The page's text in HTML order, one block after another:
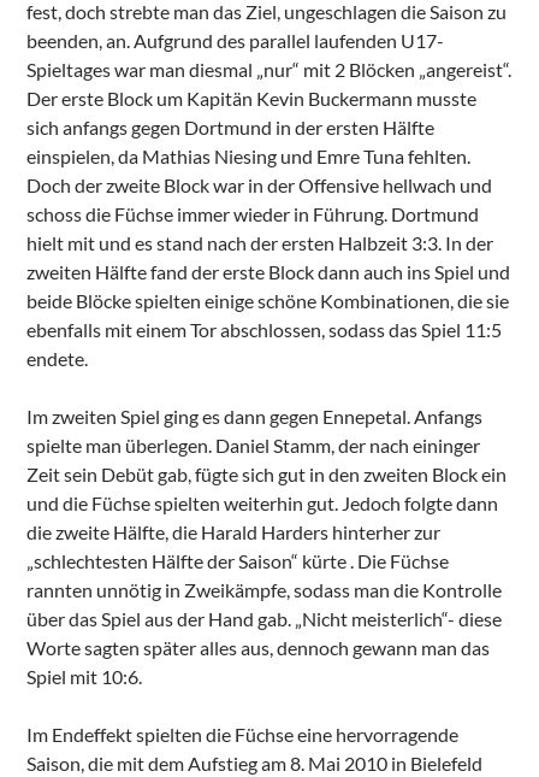
fest, doch strebte man das Ziel, ungeschlagen die Saison zu
beenden, an. Aufgrund des parallel laufenden U17-
Spieltages war man diesmal „nur“ mit 2 Blöcken „angereist“.
Der erste Block um Kapitän Kevin Buckermann musste
sich anfangs gegen Dortmund in der ersten Hälfte
einspielen, da Mathias Niesing und Emre Tuna fehlten.
Doch der zweite Block war in der Offensive hellwach und
schoss die Füchse immer wieder in Führung. Dortmund
hielt mit und es stand nach der ersten Halbzeit 3:3. In der
zweiten Hälfte fand der erste Block dann auch ins Spiel und
beide Blöcke spielten einige schöne Kombinationen, die sie
ebenfalls mit einem Tor abschlossen, sodass das Spiel 11:5
endete.
Im zweiten Spiel ging es dann gegen Ennepetal. Anfangs
spielte man überlegen. Daniel Stamm, der nach eininger
Zeit sein Debüt gab, fügte sich gut in den zweiten Block ein
und die Füchse spielten weiterhin gut. Jedoch folgte dann
die zweite Hälfte, die Harald Harders hinterher zur
„schlechtesten Hälfte der Saison“ kürte . Die Füchse
rannten unnötig in Zweikämpfe, sodass man die Kontrolle
über das Spiel aus der Hand gab. „Nicht meisterlich“- diese
Worte sagten später alles aus, dennoch gewann man das
Spiel mit 10:6.
Im Endeffekt spielten die Füchse eine hervorragende
Saison, die mit dem Aufstieg am 8. Mai 2010 in Bielefeld